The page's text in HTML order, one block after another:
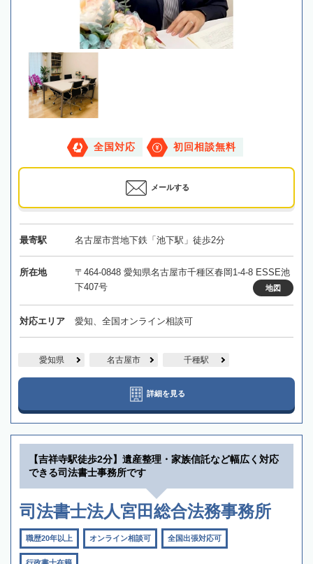
全国対応 初回相談無料
メールする
最寄駅 名古屋市営地下鉄「池下駅」徒歩2分
所在地
〒464-0848 愛知県名古屋市千種区春岡1-4-8 ESSE池
下407号
地図
対応エリア 愛知、全国オンライン相談可
愛知県 名古屋市 千種駅
詳細を見る
【吉祥寺駅徒歩2分】遺産整理・家族信託など幅広く対応
できる司法書士事務所です
司法書士法人宮田総合法務事務所
職歴20年以上 オンライン相談可 全国出張対応可